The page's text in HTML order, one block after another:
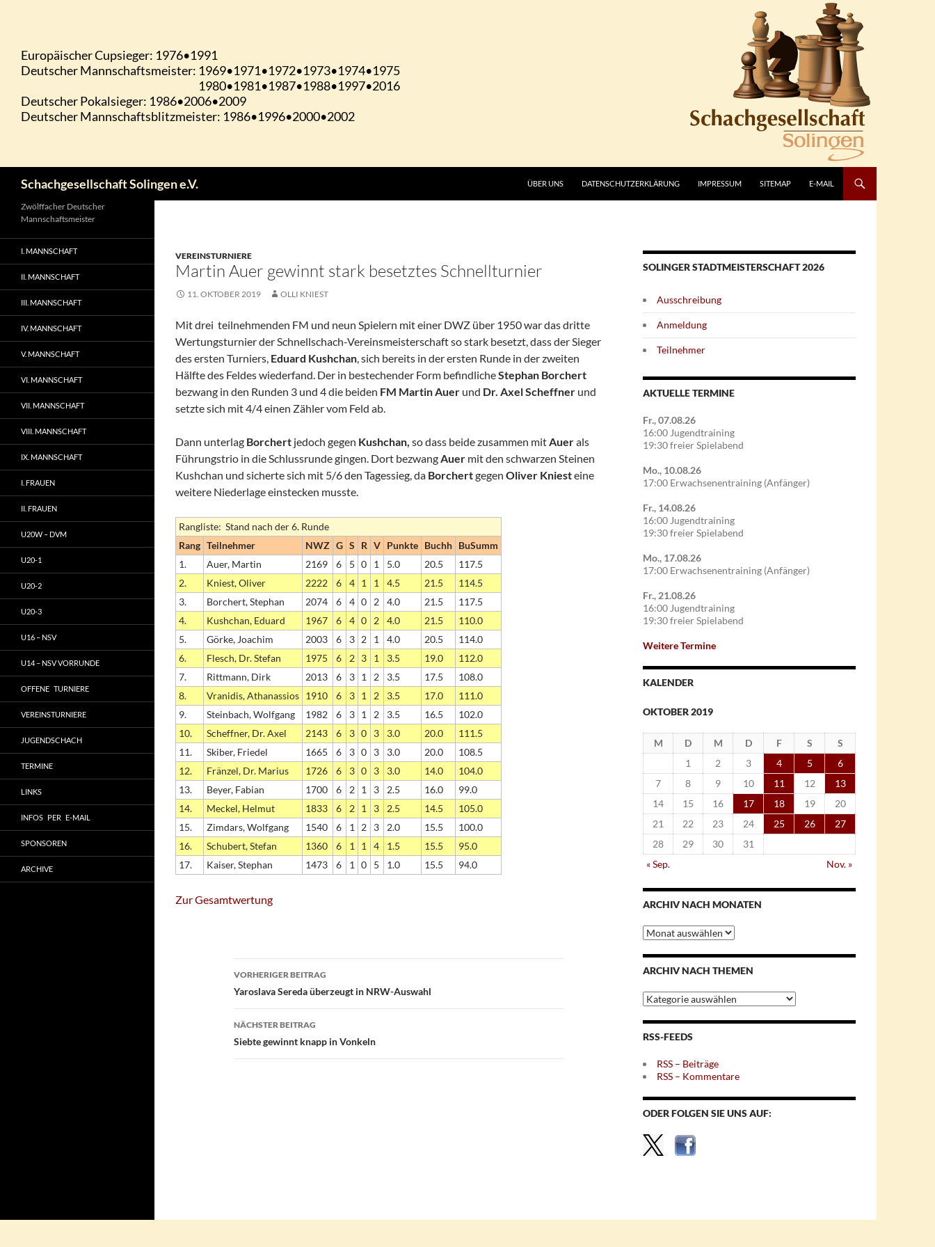
Schachgesellschaft Solingen e.V. ÜBER UNS DATENSCHUTZERKLÄRUNG IMPRESSUM SITEMAP E-MAIL
VEREINSTURNIERE
Martin Auer gewinnt stark besetztes Schnellturnier
11. OKTOBER 2019 OLLI KNIEST
Mit drei teilnehmenden FM und neun Spielern mit einer DWZ über 1950 war das dritte
Wertungsturnier der Schnellschach-Vereinsmeisterschaft so stark besetzt, dass der Sieger
des ersten Turniers, Eduard Kushchan, sich bereits in der ersten Runde in der zweiten
Hälfte des Feldes wiederfand. Der in bestechender Form befindlicheStephan Borchert
bezwang in den Runden 3 und 4 die beiden FM Martin Auer und Dr. Axel Scheffner und
setzte sich mit 4/4 einen Zähler vom Feld ab.
Dann unterlag Borchert jedoch gegen Kushchan, so dass beide zusammen mitAuerals
Führungstrio in die Schlussrunde gingen. Dort bezwangAuer mit den schwarzen Steinen
Kushchan und sicherte sich mit 5/6 den Tagessieg, da Borchertgegen Oliver Kniesteine
weitere Niederlage einstecken musste.
Rangliste: Stand nach der 6. Runde
Rang Teilnehmer NWZ G S R V Punkte Buchh BuSumm
1.
Auer, Martin 2169 6 5 0 1 5.0 20.5
117.5
2.
Kniest, Oliver 2222 6 4 1 1 4.5 21.5
114.5
3.
Borchert, Stephan 2074 6 4 0 2 4.0 21.5
117.5
4.
Kushchan, Eduard 1967 6 4 0 2 4.0 21.5
110.0
5.
Görke, Joachim 2003 6 3 2 1 4.0 20.5
114.0
6.
Flesch, Dr. Stefan 1975 6 2 3 1 3.5 19.0
112.0
7.
Rittmann, Dirk 2013 6 3 1 2 3.5 17.5
108.0
8.
Vranidis, Athanassios 1910 6 3 1 2 3.5 17.0
111.0
9.
Steinbach, Wolfgang 1982 6 3 1 2 3.5 16.5
102.0
10.
Scheffner, Dr. Axel 2143 6 3 0 3 3.0 20.0
111.5
11.
Skiber, Friedel 1665 6 3 0 3 3.0 20.0
108.5
12.
Fränzel, Dr. Marius 1726 6 3 0 3 3.0 14.0
104.0
13.
Beyer, Fabian 1700 6 2 1 3 2.5 16.0
99.0
14.
Meckel, Helmut 1833 6 2 1 3 2.5 14.5
105.0
15.
Zimdars, Wolfgang 1540 6 1 2 3 2.0 15.5
100.0
16.
Schubert, Stefan 1360 6 1 1 4 1.5 15.5
95.0
17.
Kaiser, Stephan 1473 6 1 0 5 1.0 15.5 94.0
Zur Gesamtwertung
Beitragsnavigation
VORHERIGER BEITRAG
Yaroslava Sereda überzeugt in NRW-Auswahl
NÄCHSTER BEITRAG
Siebte gewinnt knapp in Vonkeln
SOLINGER STADTMEISTERSCHAFT 2026
Ausschreibung
Anmeldung
Teilnehmer
AKTUELLE TERMINE
Fr., 07.08.26
16:00 Jugendtraining
19:30 freier Spielabend
Mo., 10.08.26
17:00 Erwachsenentraining (Anfänger)
Fr., 14.08.26
16:00 Jugendtraining
19:30 freier Spielabend
Mo., 17.08.26
17:00 Erwachsenentraining (Anfänger)
Fr., 21.08.26
16:00 Jugendtraining
19:30 freier Spielabend
Weitere Termine
KALENDER
OKTOBER 2019
M D M D F S
S
1
2 3 4 5
6
7
8 9 10 11 12
13
14
15 16 17 18 19
20
21
22 23 24 25 26
27
28
29 30
31
« Sep.
Nov. »
ARCHIV NACH MONATEN
Archiv
nach
Monaten
ARCHIV NACH THEMEN
Archiv
nach
Themen
RSS-FEEDS
RSS – Beiträge
RSS – Kommentare
ODER FOLGEN SIE UNS AUF:
Zwölffacher Deutscher
Mannschaftsmeister
I. MANNSCHAFT
II. MANNSCHAFT
III. MANNSCHAFT
IV. MANNSCHAFT
V. MANNSCHAFT
VI. MANNSCHAFT
VII. MANNSCHAFT
VIII. MANNSCHAFT
IX. MANNSCHAFT
I. FRAUEN
II. FRAUEN
U20W – DVM
U20-1
U20-2
U20-3
U16 – NSV
U14 – NSV VORRUNDE
OFFENE TURNIERE
VEREINSTURNIERE
JUGENDSCHACH
TERMINE
LINKS
INFOS PER E-MAIL
SPONSOREN
ARCHIVE